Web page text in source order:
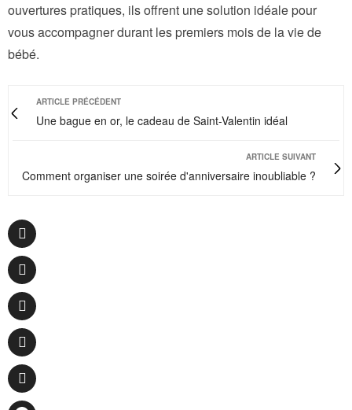
ouvertures pratiques, ils offrent une solution idéale pour
vous accompagner durant les premiers mois de la vie de
bébé.
ARTICLE PRÉCÉDENT
Une bague en or, le cadeau de Saint-Valentin idéal
ARTICLE SUIVANT
Comment organiser une soirée d'anniversaire inoubliable ?